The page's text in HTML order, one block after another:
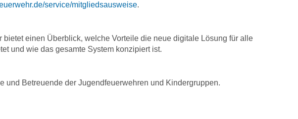
service/mitgliedsausweise.
bietet einen Überblick, welche Vorteile die neue digitale Lösung für alle
und wie das gesamte System konzipiert ist.
und Betreuende der Jugendfeuerwehren und Kindergruppen.